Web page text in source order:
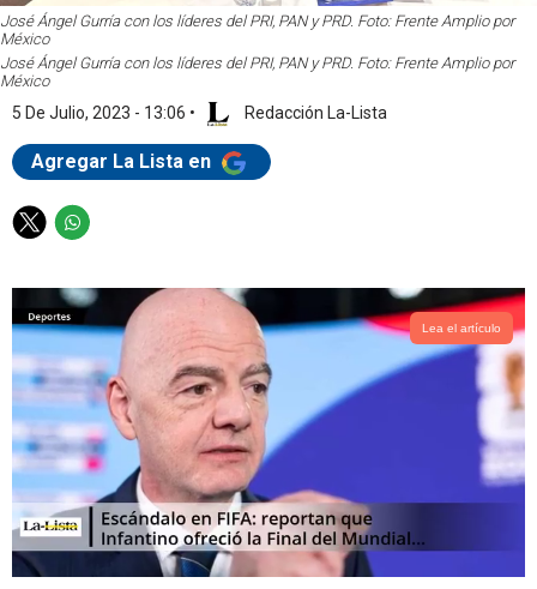
José Ángel Gurría con los líderes del PRI, PAN y PRD. Foto: Frente Amplio por
México
José Ángel Gurría con los líderes del PRI, PAN y PRD. Foto: Frente Amplio por
México
5 De Julio, 2023 - 13:06 • Redacción La-Lista
Agregar La Lista en
T
i
t
t
e
r
W
a
t
s
a
p
p
Lea el artículo